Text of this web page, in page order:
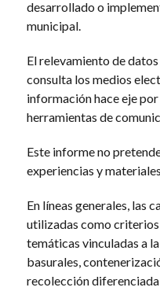
desarrollado o
municipal.
El relevamiento de
consulta los medios
información hace eje
herramientas de
Este informe no
experiencias y
En líneas generales, las
utilizadas como
temáticas vinculadas a
basurales,
recolección